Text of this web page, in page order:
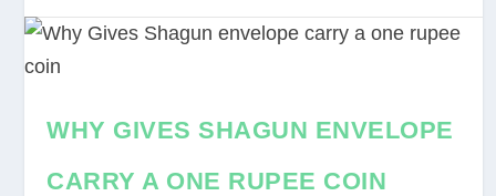
WHY GIVES SHAGUN ENVELOPE
CARRY A ONE RUPEE COIN